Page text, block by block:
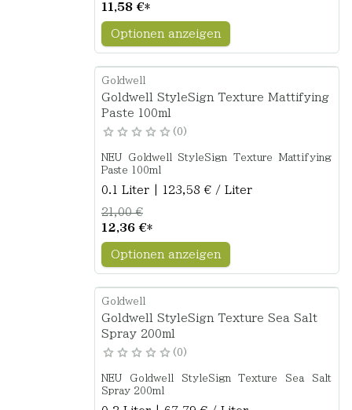
11,58 €*
Optionen anzeigen
Goldwell
Goldwell StyleSign Texture Mattifying
Paste 100ml
0
NEU Goldwell StyleSign Texture Mattifying
Paste 100ml
0.1 Liter | 123,58 € / Liter
12,36 €*
21,00 €
Optionen anzeigen
Goldwell
Goldwell StyleSign Texture Sea Salt
Spray 200ml
0
NEU Goldwell StyleSign Texture Sea Salt
Spray 200ml